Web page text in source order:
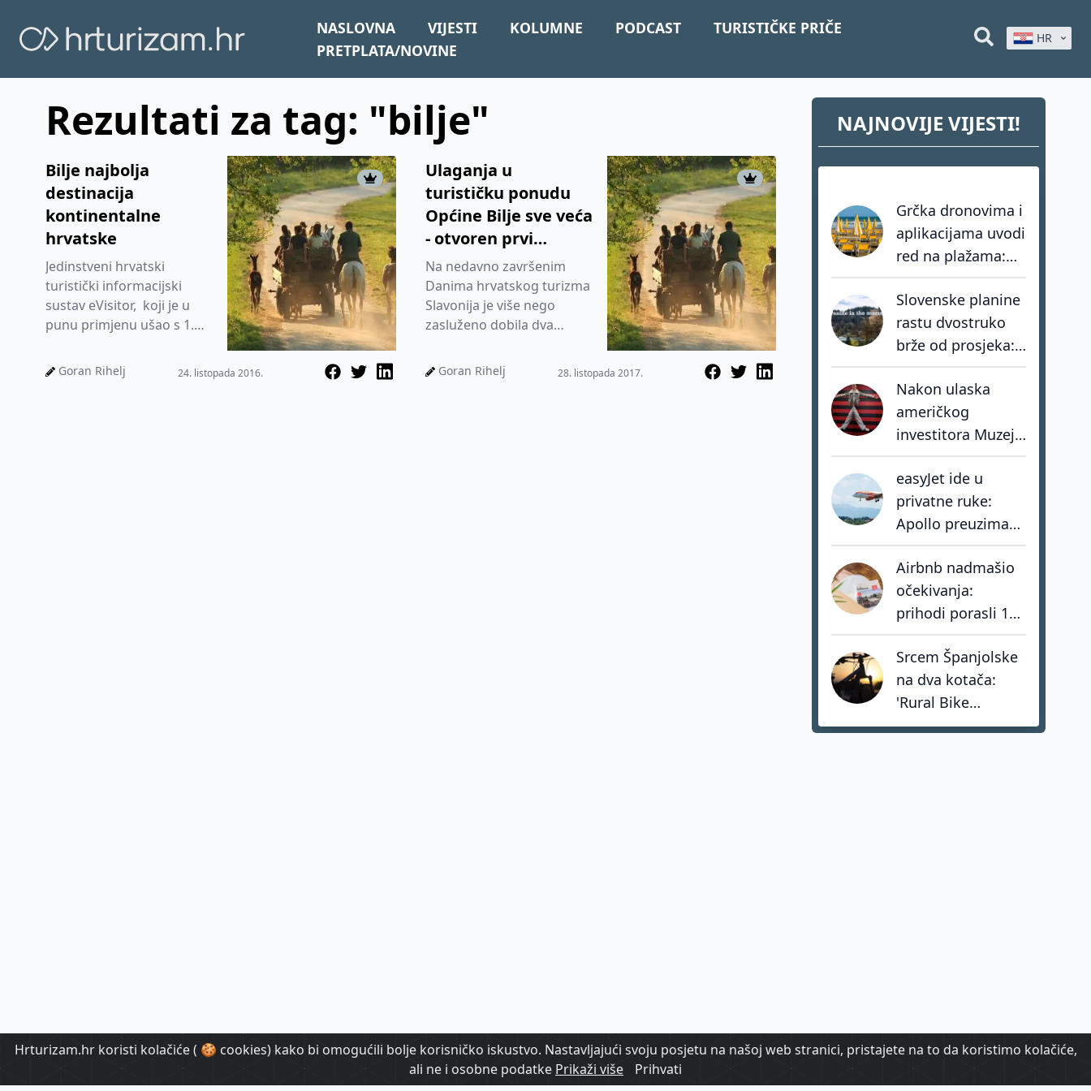
NASLOVNA VIJESTI KOLUMNE PODCAST
TURISTIČKE PRIČE
PRETPLATA/NOVINE
HR
Rezultati za tag: "bilje"
Bilje najbolja
destinacija
kontinentalne
hrvatske
Jedinstveni hrvatski
turistički informacijski
sustav eVisitor, koji je u
punu primjenu ušao s 1.
otvorio je nove mogućnosti
Goran Rihelj 24. listopada 2016.
Ulaganja u
turističku ponudu
Općine Bilje sve veća
- otvoren prvi
apartman s
bazenom
Na nedavno završenim
Danima hrvatskog turizma
Slavonija je više nego
zasluženo dobila dva
Osijek proglašen
najuspješnijom...
Goran Rihelj 28. listopada 2017.
NAJNOVIJE VIJESTI!
Grčka dronovima i
aplikacijama uvodi
red na plažama:
Kazne za kršenje
zakona i do 73.000
eura
Slovenske planine
rastu dvostruko
brže od prosjeka:
coolcation je
samo dio priče
Nakon ulaska
američkog
investitora Muzej
Iluzija ubrzava
razvoj vlastite
mreže muzeja
easyJet ide u
privatne ruke:
Apollo preuzima
jednog od
najvećih europskih
low-cost
prijevoznika
Airbnb nadmašio
očekivanja:
prihodi porasli 17
posto, hoteli rastu
tri puta brže od
privatnog
smještaja
Srcem Španjolske
na dva kotača:
'Rural Bike
Conecta' spašava
Hrturizam.hr koristi kolačiće ( 🍪 cookies) kako bi omogućili bolje korisničko iskustvo. Nastavljajući svoju posjetu na našoj web stranici, pristajete na to da koristimo kolačiće,
ali ne i osobne podatke Prikaži više Prihvati